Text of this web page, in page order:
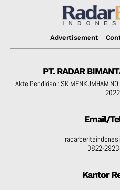
Advertisement
PT. RADAR
Akte Pendirian : SK MENKUMHAM
2022
Email/
0822-
Kantor